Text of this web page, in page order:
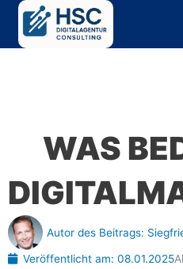
Zum
springen
WAS
Autor des Beitrags:
Veröffentlicht am: 08.01.2025